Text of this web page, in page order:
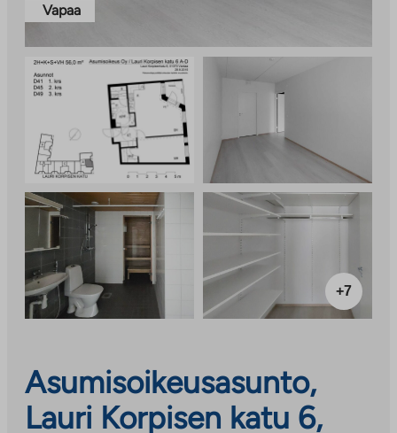
Vapaa
+7
Asumisoikeusasunto,
Lauri Korpisen katu 6,